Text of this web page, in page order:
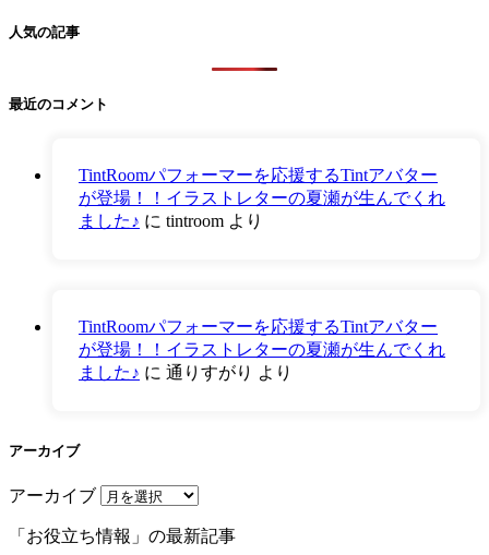
人気の記事
最近のコメント
TintRoomパフォーマーを応援するTintアバター
が登場！！イラストレターの夏瀬が生んでくれ
ました♪ に tintroom より
TintRoomパフォーマーを応援するTintアバター
が登場！！イラストレターの夏瀬が生んでくれ
ました♪ に 通りすがり より
アーカイブ
アーカイブ
「お役立ち情報」の最新記事